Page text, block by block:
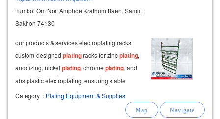
Tumbol Om Noi, Amphoe Krathum Baen, Samut
Sakhon 74130
our products & services electroplating racks
custom-designed platingracks for zincplating,
anodizing, nickel plating, chrome plating, and
abs plastic electroplating, ensuring stable
electrical conductivity and consistent
plating
Category : Plating Equipment & Supplies